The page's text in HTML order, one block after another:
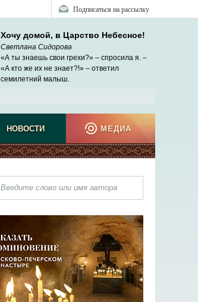
Подписаться на рассылку
Хочу домой, в Царство Небесное!
Светлана Сидорова
«А ты знаешь свои грехи?» – спросила я. –
«А кто же их не знает?!» – ответил
семилетний малыш.
НОВОСТИ МЕДИА